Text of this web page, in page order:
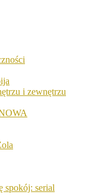
i zewnętrzu
spokój: serial